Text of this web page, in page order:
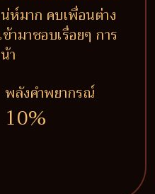
ห์มาก คบเพื่อนต่าง
ามาชอบเรื่อยๆ การ
า
พลังคำพยากรณ์
10%